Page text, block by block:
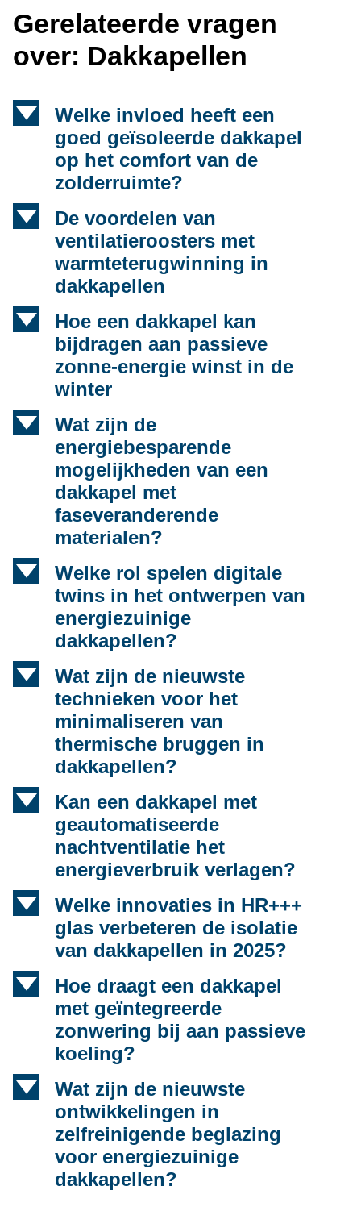
Gerelateerde vragen
over: Dakkapellen
d
Welke invloed heeft een
goed geïsoleerde dakkapel
op het comfort van de
zolderruimte?
d
De voordelen van
ventilatieroosters met
warmteterugwinning in
dakkapellen
d
Hoe een dakkapel kan
bijdragen aan passieve
zonne-energie winst in de
winter
d
Wat zijn de
energiebesparende
mogelijkheden van een
dakkapel met
faseveranderende
materialen?
d
Welke rol spelen digitale
twins in het ontwerpen van
energiezuinige
dakkapellen?
d
Wat zijn de nieuwste
technieken voor het
minimaliseren van
thermische bruggen in
dakkapellen?
d
Kan een dakkapel met
geautomatiseerde
nachtventilatie het
energieverbruik verlagen?
d
Welke innovaties in HR+++
glas verbeteren de isolatie
van dakkapellen in 2025?
d
Hoe draagt een dakkapel
met geïntegreerde
zonwering bij aan passieve
koeling?
d
Wat zijn de nieuwste
ontwikkelingen in
zelfreinigende beglazing
voor energiezuinige
dakkapellen?